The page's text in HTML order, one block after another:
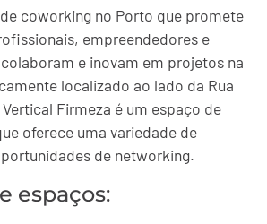
coworking no Porto que promete
empreendedores e
e inovam em projetos na
localizado ao lado da Rua
Firmeza é um espaço de
oferece uma variedade de
de networking.
espaços: